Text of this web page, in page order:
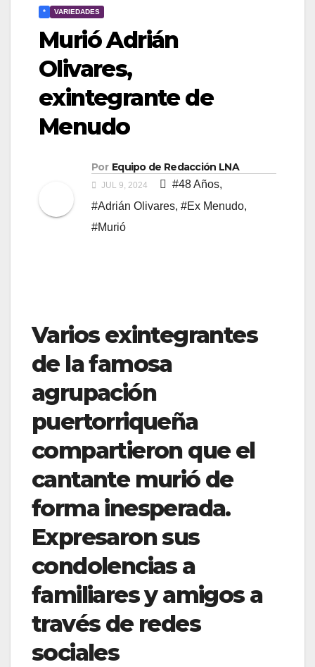
* VARIEDADES
Murió Adrián
Olivares,
exintegrante de
Menudo
Por Equipo de Redacción LNA
JUL 9, 2024 #48 Años,
#Adrián Olivares, #Ex Menudo,
#Murió
Varios exintegrantes
de la famosa
agrupación
puertorriqueña
compartieron que el
cantante murió de
forma inesperada.
Expresaron sus
condolencias a
familiares y amigos a
través de redes
sociales